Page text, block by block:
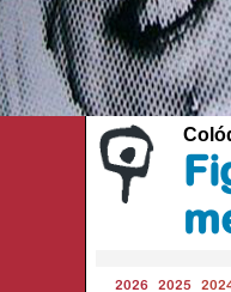
2026 2025